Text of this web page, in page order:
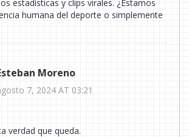
estadísticas y clips virales. ¿Estamos
humana del deporte o simplemente
Moreno
7, 2024 AT 03:21
verdad que queda.